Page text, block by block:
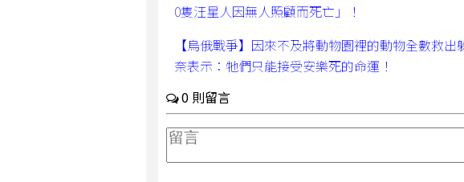
0隻汪星人因無人照顧而死亡」！
【烏俄戰爭】因來不及將動物園裡的動物全數救
奈表示：牠們只能接受安樂死的命運！